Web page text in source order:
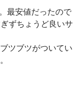
最安値だったので
ずちょうど良いサ
ツブツがついてい